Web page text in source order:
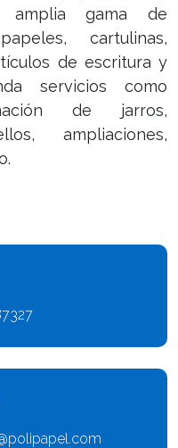
amplia gama de
cartulinas,
de escritura y
servicios como
de jarros,
ampliaciones,